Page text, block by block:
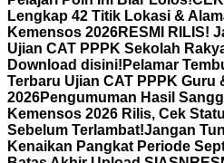
Lengkap 42 Titik Lokasi &
Kemensos 2026RESMI RILIS!
Ujian CAT PPPK Sekolah
Download disini! Pelamar
Terbaru Ujian CAT PPPK Guru
2026Pengumuman Hasil
Kemensos 2026 Rilis, Cek
Sebelum Terlambat!Jangan
Kenaikan Pangkat Periode